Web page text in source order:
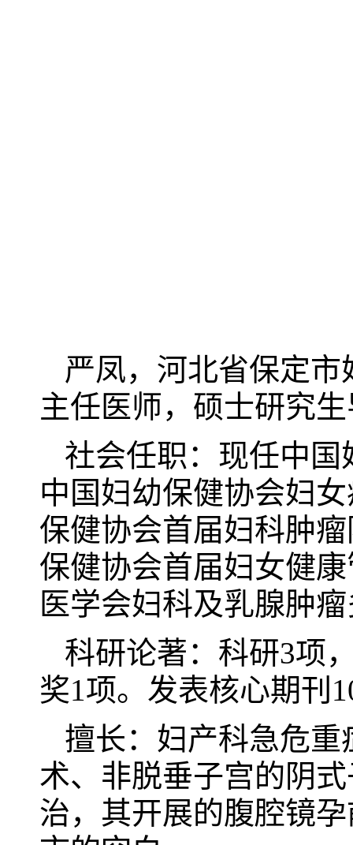
严凤，河北省保定
主任医师，硕士研究
社会任职：现任中
中国妇幼保健协会妇
保健协会首届妇科肿
保健协会首届妇女健
医学会妇科及乳腺肿
科研论著：科研3项
奖1项。发表核心期刊
擅长：妇产科急危
术、非脱垂子宫的阴
治，其开展的腹腔镜